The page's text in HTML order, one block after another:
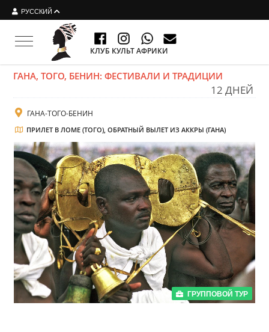
РУССКИЙ
Toggle navigation
КЛУБ КУЛЬТ АФРИКИ
ГАНА, ТОГО, БЕНИН: ФЕСТИВАЛИ И ТРАДИЦИИ
12 ДНЕЙ
ГАНА-ТОГО-БЕНИН
ПРИЛЕТ В ЛОМЕ (ТОГО), ОБРАТНЫЙ ВЫЛЕТ ИЗ АККРЫ (ГАНА)
ГРУППОВОЙ ТУР